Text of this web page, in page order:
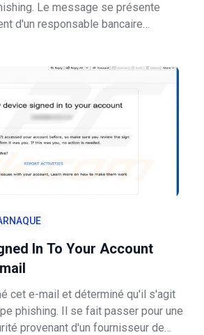
Le message se présente
d'un responsable bancaire
d
In To Your Account
cet e-mail et déterminé qu'il s'agit
phishing. Il se fait passer pour une
provenant d'un fournisseur de